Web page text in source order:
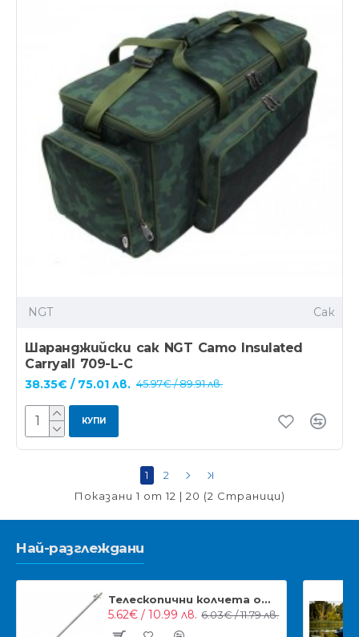
NGT Сак
Шаранджийски сак NGT Camo Insulated
Carryall 709-L-C
38.35€ / 75.01 лв. 45.97€ / 89.91 лв.
КУПИ
1
2
Показани 1 от 12 | 20 (2 Страници)
Най-разглеждани
Телескопични колчета от неръждавейка NGT Stainless Steel Bankstick
5.62€ / 10.99 лв. 6.03€ / 11.79 лв.